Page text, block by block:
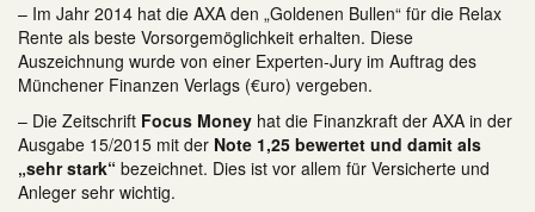
– Im Jahr 2014 hat die AXA den „Goldenen Bullen“ für die Relax
Rente als beste Vorsorgemöglichkeit erhalten. Diese
Auszeichnung wurde von einer Experten-Jury im Auftrag des
Münchener Finanzen Verlags (€uro) vergeben.
– Die Zeitschrift Focus Money hat die Finanzkraft der AXA in der
Ausgabe 15/2015 mit der Note 1,25 bewertet und damit als
„sehr stark“ bezeichnet. Dies ist vor allem für Versicherte und
Anleger sehr wichtig.